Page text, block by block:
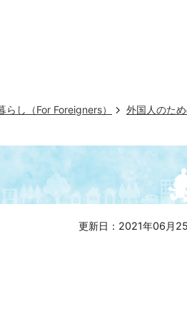
らし（For Foreigners）
外国人のた
更新日：2021年06月